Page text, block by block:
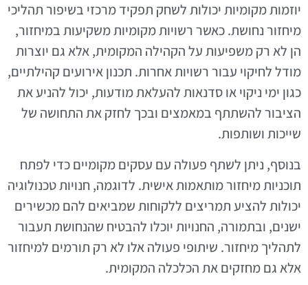
יוזמות מקומיות יכולות לשחק תפקיד מרכזי בשיפור תהליכי
מיחזור נחושת. כאשר רשויות מקומיות משקיעות במיחזור,
הן לא רק משפיעות על הקהילה המקומית, אלא גם יוצרות
מודל לחיקוי עבור רשויות אחרות. תכנון אירועים קהילתיים,
כגון ימי ניקוי או סדנאות להעלאת מודעות, יכול להניע את
הציבור להשתתף במאמצים ובכך לחזק את התחושה של
שייכות ושותפות.
בנוסף, ניתן לשתף פעולה עם עסקים מקומיים כדי לפתח
תוכניות מיחזור מותאמות אישית. לדוגמה, חנויות טכנולוגיה
יכולות להציע תמריצים ללקוחות שמביאים להם מכשירים
ישנים, ובתמורה, החנויות יוכלו להבטיח שהנחושת תעבור
לתהליך מיחזור. שיתופי פעולה אלו לא רק תורמים למיחזור
אלא גם מחזקים את הכלכלה המקומית.